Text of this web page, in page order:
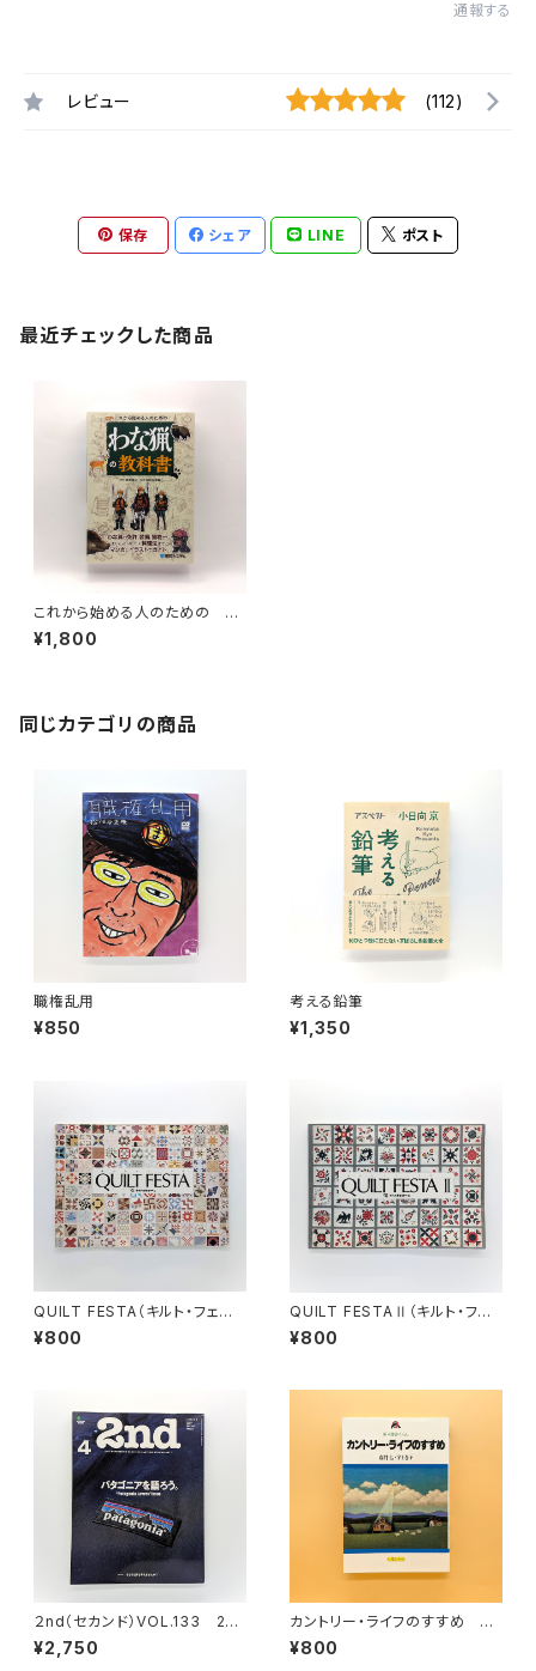
通報する
レビュー (112)
保存 シェア LINE ポスト
最近チェックした商品
これから始める人のための わ
な猟の教科書
¥1,800
同じカテゴリの商品
職権乱用
¥850
考える鉛筆
¥1,350
QUILT FESTA（キルト・フェス
タ）
¥800
QUILT FESTAⅡ（キルト・フェ
スタⅡ）
¥800
２nd（セカンド）VOL.133 201
8年4月号 パタゴニアを語ろう
¥2,750
カントリー・ライフのすすめ
新・田舎ぐらし（いるかブック）
¥800